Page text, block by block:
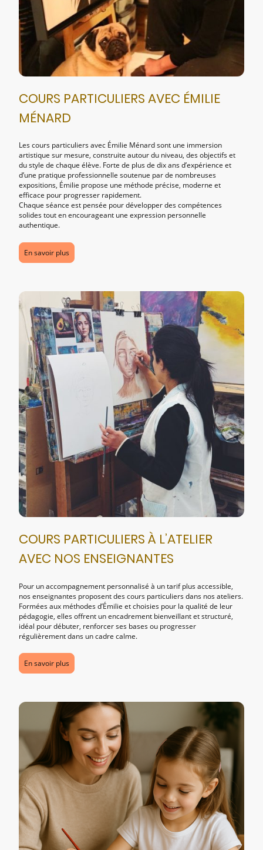
COURS PARTICULIERS AVEC ÉMILIE
MÉNARD
Les cours particuliers avec Émilie Ménard sont une immersion
artistique sur mesure, construite autour du niveau, des objectifs et
du style de chaque élève. Forte de plus de dix ans d’expérience et
d’une pratique professionnelle soutenue par de nombreuses
expositions, Émilie propose une méthode précise, moderne et
efficace pour progresser rapidement.
Chaque séance est pensée pour développer des compétences
solides tout en encourageant une expression personnelle
authentique.
En savoir plus
COURS PARTICULIERS À L’ATELIER
AVEC NOS ENSEIGNANTES
Pour un accompagnement personnalisé à un tarif plus accessible,
nos enseignantes proposent des cours particuliers dans nos ateliers.
Formées aux méthodes d’Émilie et choisies pour la qualité de leur
pédagogie, elles offrent un encadrement bienveillant et structuré,
idéal pour débuter, renforcer ses bases ou progresser
régulièrement dans un cadre calme.
En savoir plus